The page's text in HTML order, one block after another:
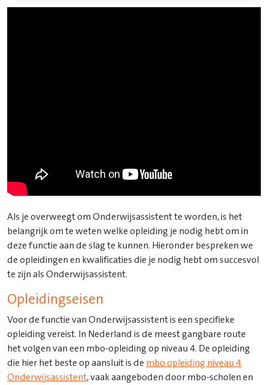
Als je overweegt om Onderwijsassistent te worden, is het
belangrijk om te weten welke opleiding je nodig hebt om in
deze functie aan de slag te kunnen. Hieronder bespreken we
de opleidingen en kwalificaties die je nodig hebt om succesvol
te zijn als Onderwijsassistent.
Opleidingseisen
Voor de functie van Onderwijsassistent is een specifieke
opleiding vereist. In Nederland is de meest gangbare route
het volgen van een mbo-opleiding op niveau 4. De opleiding
die hier het beste op aansluit is de mbo opleiding niveau 4
Onderwijsassistent, vaak aangeboden door mbo-scholen en